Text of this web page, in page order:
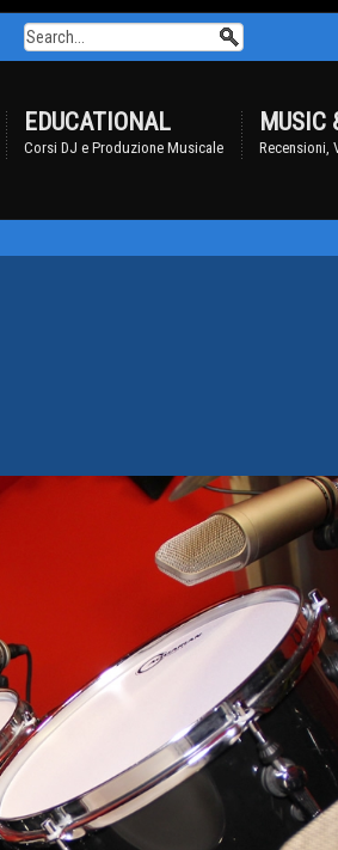
EDUCATIONAL
Corsi DJ e Produzione Musicale
MUSIC
Recensioni,